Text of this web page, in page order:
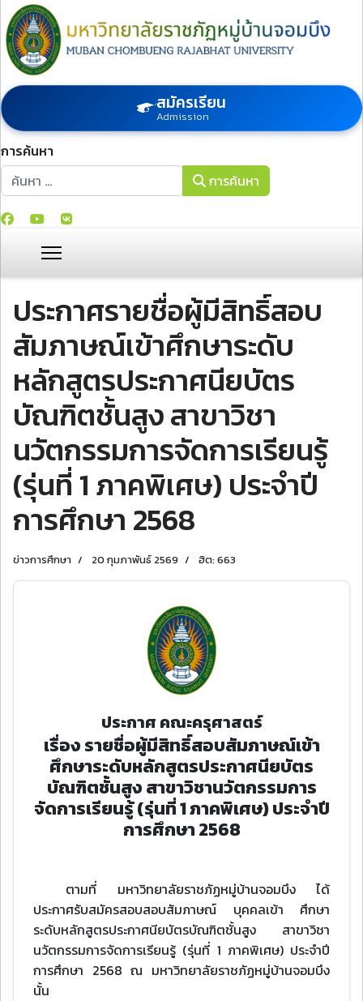
สมัครเรียน
Admission
การค้นหา
การค้นหา
การค้นหา
ประกาศรายชื่อผู้มีสิทธิ์สอบ
สัมภาษณ์เข้าศึกษาระดับ
หลักสูตรประกาศนียบัตร
บัณฑิตชั้นสูง สาขาวิชา
นวัตกรรมการจัดการเรียนรู้
(รุ่นที่ 1 ภาคพิเศษ) ประจําปี
การศึกษา 2568
ข่าวการศึกษา 20 กุมภาพันธ์ 2569 ฮิต: 663
ประกาศ คณะครุศาสตร์
เรื่อง รายชื่อผู้มีสิทธิ์สอบสัมภาษณ์เข้า
ศึกษาระดับหลักสูตรประกาศนียบัตร
บัณฑิตชั้นสูง สาขาวิชานวัตกรรมการ
จัดการเรียนรู้ (รุ่นที่ 1 ภาคพิเศษ) ประจําปี
การศึกษา 2568
ตามที่ มหาวิทยาลัยราชภัฏหมู่บ้านจอมบึง ได้
ประกาศรับสมัครสอบสอบสัมภาษณ์ บุคคลเข้า ศึกษา
ระดับหลักสูตรประกาศนียบัตรบัณฑิตชั้นสูง สาขาวิชา
นวัตกรรมการจัดการเรียนรู้ (รุ่นที่ 1 ภาคพิเศษ) ประจําปี
การศึกษา 2568 ณ มหาวิทยาลัยราชภัฏหมู่บ้านจอมบึง
นั้น